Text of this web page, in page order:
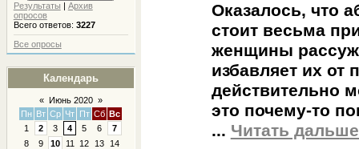
Результаты
Архив
опросов
Всего ответов: 3227
Все опросы
Календарь
« Июнь 2020 »
Пн Вт Ср Чт Пт Сб Вс
1
2 3 4 5 6
7
8
9 10 11 12 13
14
Оказалось, что
стоит весьма
женщины
избавляет их от
действительно
это почему-то
... Читать